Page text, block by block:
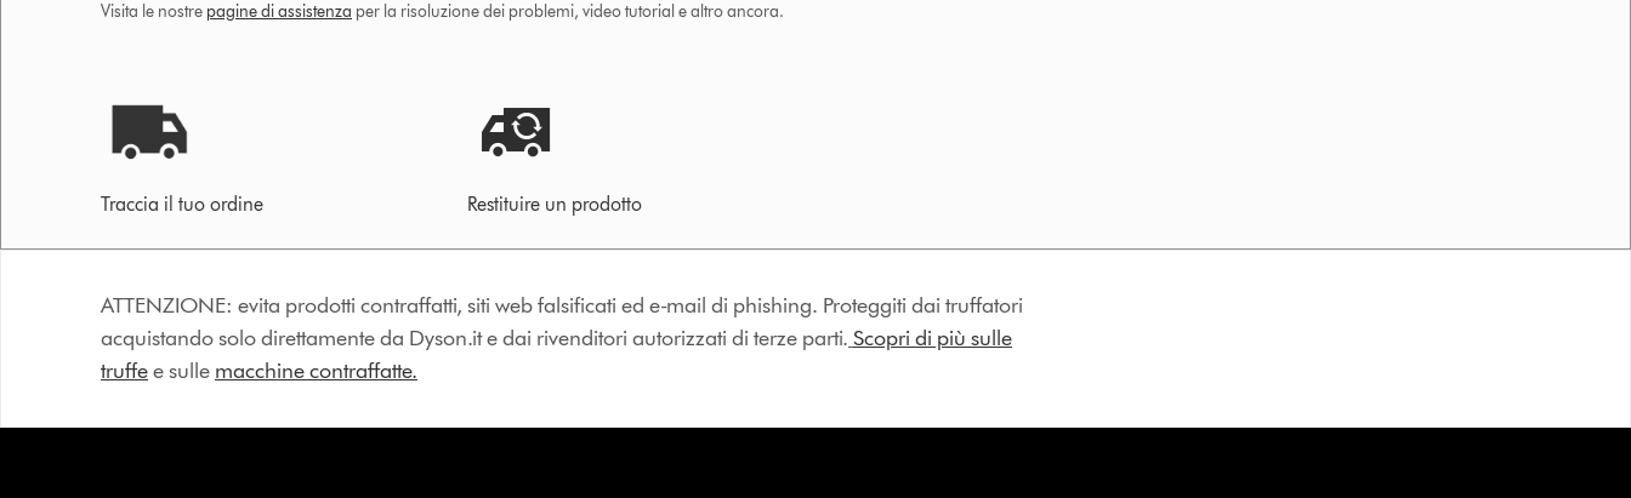
Visita le nostre pagine di assistenza per la risoluzione dei problemi, video tutorial e altro ancora.
Traccia il tuo ordine Restituire un prodotto
ATTENZIONE: evita prodotti contraffatti, siti web falsificati ed e-mail di phishing. Proteggiti dai truffatori
acquistando solo direttamente da Dyson.it e dai rivenditori autorizzati di terze parti. Scopri di più sulle
truffee sulle macchine contraffatte.